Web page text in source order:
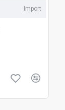
Import